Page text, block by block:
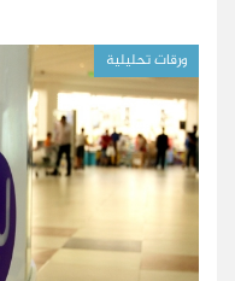
ورقات تحليلية